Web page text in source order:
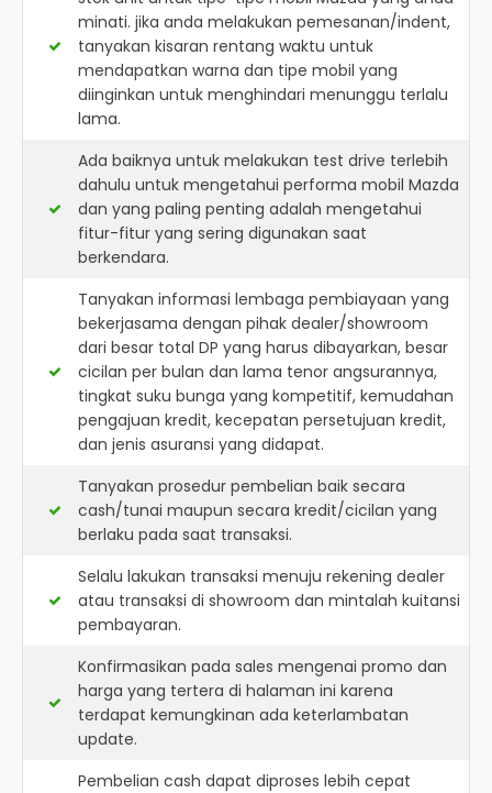
minati. jika anda melakukan pemesanan/indent,
tanyakan kisaran rentang waktu untuk
mendapatkan warna dan tipe mobil yang
diinginkan untuk menghindari menunggu terlalu
lama.
Ada baiknya untuk melakukan test drive terlebih
dahulu untuk mengetahui performa mobil Mazda
dan yang paling penting adalah mengetahui
fitur-fitur yang sering digunakan saat
berkendara.
Tanyakan informasi lembaga pembiayaan yang
bekerjasama dengan pihak dealer/showroom
dari besar total DP yang harus dibayarkan, besar
cicilan per bulan dan lama tenor angsurannya,
tingkat suku bunga yang kompetitif, kemudahan
pengajuan kredit, kecepatan persetujuan kredit,
dan jenis asuransi yang didapat.
Tanyakan prosedur pembelian baik secara
cash/tunai maupun secara kredit/cicilan yang
berlaku pada saat transaksi.
Selalu lakukan transaksi menuju rekening dealer
atau transaksi di showroom dan mintalah kuitansi
pembayaran.
Konfirmasikan pada sales mengenai promo dan
harga yang tertera di halaman ini karena
terdapat kemungkinan ada keterlambatan
update.
Pembelian cash dapat diproses lebih cepat